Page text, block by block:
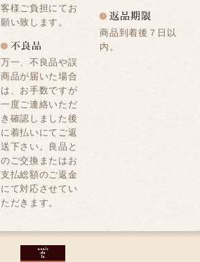
客様ご負担にてお
願い致します。
万一、不良品や誤
商品が届いた場合
は、お手数ですが
一度ご連絡いただ
き確認しました後
に着払いにてご返
送下さい。良品と
のご交換またはお
支払総額のご返金
にて対応させてい
ただきます。
商品到着後７日以
内。